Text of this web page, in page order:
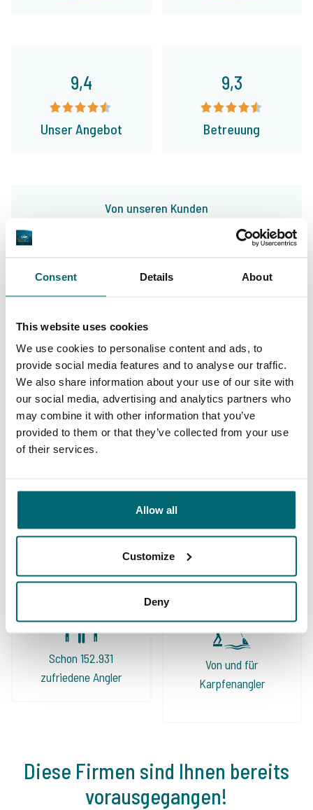
Consent Details About
This website uses cookies
We use cookies to personalise content and ads, to
provide social media features and to analyse our traffic.
We also share information about your use of our site with
our social media, advertising and analytics partners who
may combine it with other information that you’ve
provided to them or that they’ve collected from your use
of their services.
Allow all
Customize
Deny
Von unseren Kunden
The Carp Specialist, nicht einfach nur ein
davon konnte ich mich selbst bereits über
und der Service fangen hier nicht etwa erst
nach dem Zahlungseingang an, sondern gleich
vom ersten Gespräch an. Jeroen nimmt sich
immer viel Zeit für uns, beriet bei der – der
Jahreszeit entsprechenden – Wahl des
Gewässers sowie bei der Auswahl der
immer unkompliziert und ist reine Formsache.
Hier bekommt man eine ehrliche Beratung!
Auch dieses Jahr fahren wir wieder über The
Carp Specialist in Angelurlaub.
9/10 Daniel Brünkmans
9,4
Unser Angebot
9,3
Betreuung
Sorgenfreier Urlaub
Karpfengewässern
Schon 152.931
zufriedene Angler
Von und für
Karpfenangler
Diese Firmen sind Ihnen bereits
vorausgegangen!